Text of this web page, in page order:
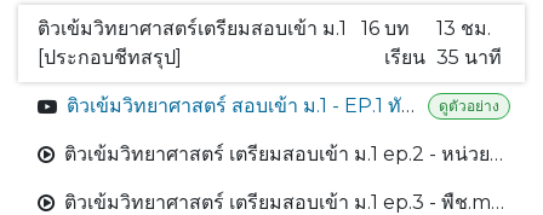
ติวเข้มวิทยาศาสตร์เตรียมสอบเข้า ม.1
[ประกอบชีทสรุป]
16 บท
เรียน
13 ชม.
35 นาที
ติวเข้มวิทยาศาสตร์ สอบเข้า ม.1 - EP.1 ทักษะกระบวนการทางวิทยาศาสตร์ [ประกอบชีทสรุป] ดูตัวอย่าง
ติวเข้มวิทยาศาสตร์ เตรียมสอบเข้า ม.1 ep.2 - หน่วยพื้นฐานของสิ่งมีชีวิต.mp4
ติวเข้มวิทยาศาสตร์ เตรียมสอบเข้า ม.1 ep.3 - พืช.mp4